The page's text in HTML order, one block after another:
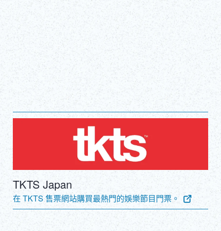
取得門票！ （外部連結）
TKTS Japan
在 TKTS 售票網站購買最熱門的娛樂節目門票。